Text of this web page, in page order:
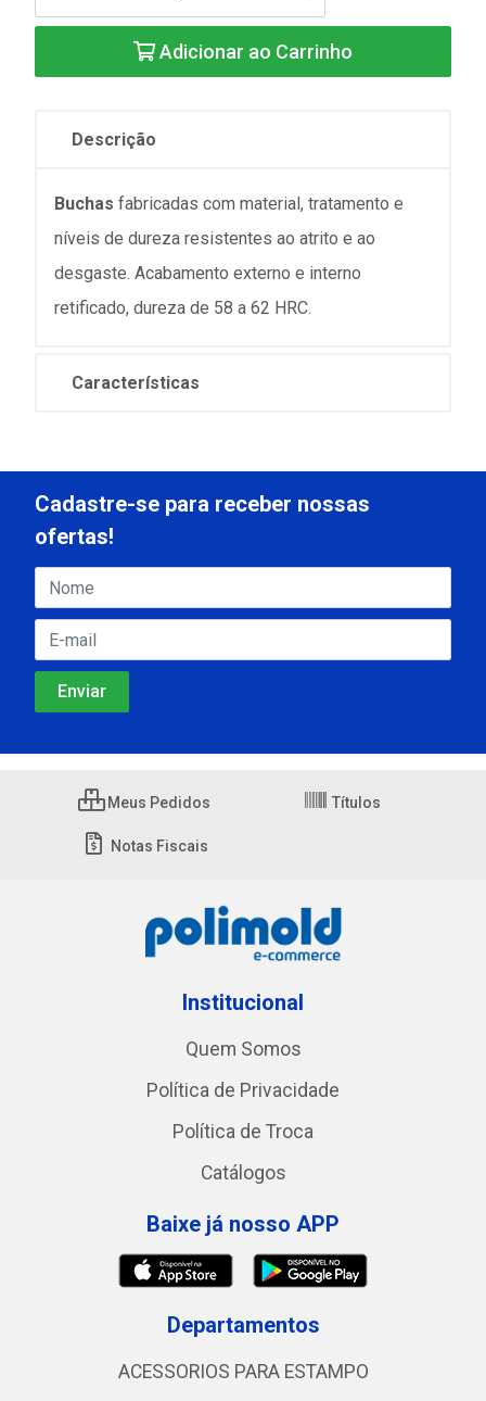
Adicionar ao Carrinho
Descrição
Buchas fabricadas com material, tratamento e
níveis de dureza resistentes ao atrito e ao
desgaste. Acabamento externo e interno
retificado, dureza de 58 a 62 HRC.
Características
Cadastre-se para receber nossas
ofertas!
Meus Pedidos Títulos
Notas Fiscais
Institucional
Quem Somos
Política de Privacidade
Política de Troca
Catálogos
Baixe já nosso APP
Departamentos
ACESSORIOS PARA ESTAMPO